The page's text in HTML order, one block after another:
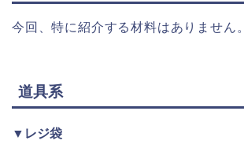
今回、特に紹介する材料はありません。
道具系
▼レジ袋